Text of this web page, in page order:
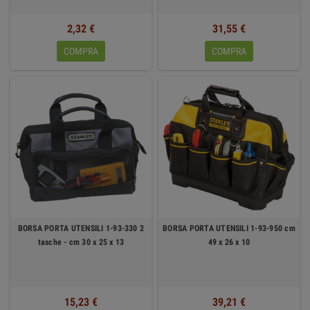
spessimetro, misuratore laser, livella laser bluetooth, misuratore ad ultrasuoni,
livella per hobbisti, livella tascabile, livella laser autolivellante, videocamera di
ispezione, rilevatori di metalli, squadra regolabile, squadre per falegname, cutter,
pialla per legno, pialletto multiuso, pialla surfom per cartongesso, pietra per
affilare utensili, raschietto per legno, raschietto multiuso, tagliavetri,
tagliapiastrelle, matite per falegname, matite per carpentiere, portamine, mine
ricambio, pennarelli professionali, marcatori, trapano a batteria, trapano a
batteria, sega circolare, avvitatore, trapano a percussione, martello perforatore,
seghetto alternativo, levigatrice rotorbitale, fibrodischi
2,32 €
COMPRA
31,55 €
COMPRA
BORSA PORTA UTENSILI 1-93-330 2
tasche - cm 30 x 25 x 13
15,23 €
BORSA PORTA UTENSILI 1-93-950 cm
49 x 26 x 10
39,21 €